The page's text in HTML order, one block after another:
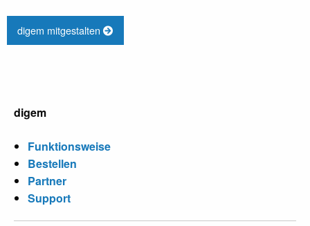
digem mitgestalten
digem
Funktionsweise
Bestellen
Partner
Support